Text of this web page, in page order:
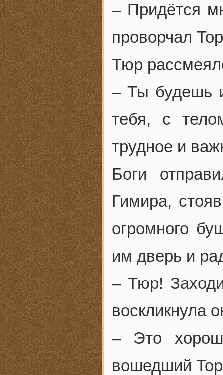
– Придётся
проворчал
Тюр
– Ты будешь
тебя, с
трудное и
Боги
Гимира,
огромного
им дверь и
– Тюр!
воскликнула
– Это
вошедший